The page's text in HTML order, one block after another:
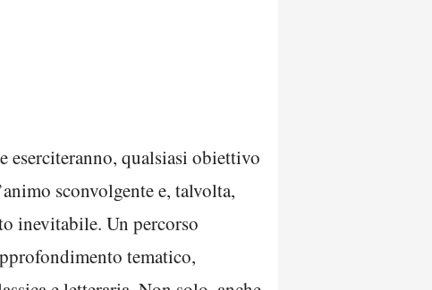
eserciteranno, qualsiasi obiettivo
sconvolgente e, talvolta,
inevitabile. Un percorso
tematico,